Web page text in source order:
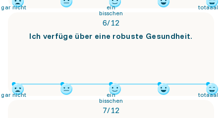
gar nicht
ein
bisschen
totaaal
6/12
Ich verfüge über eine robuste Gesundheit.
gar nicht
ein
bisschen
totaaal
7/12